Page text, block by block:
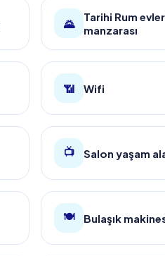
🌄
Tarihi Rum
manzarası
📶 Wifi
📺 Salon yaşam
🍽️ Bulaşık